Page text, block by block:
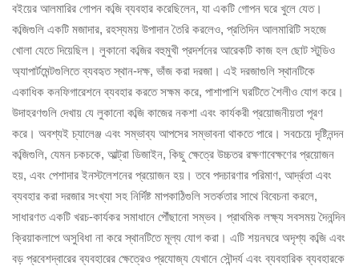
বইয়ের আলমারির গোপন কব্জি ব্যবহার করেছিলেন, যা একটি গোপন ঘরে খুলে যেত।
কব্জিগুলি একটি মজাদার, রহস্যময় উপাদান তৈরি করলেও, প্রতিদিন আলমারিটি সহজে
খোলা যেতে দিয়েছিল। লুকানো কব্জির বহুমুখী প্রদর্শনের আরেকটি কাজ হল ছোট স্টুডিও
অ্যাপার্টমেন্টগুলিতে ব্যবহৃত স্থান-দক্ষ, ভাঁজ করা দরজা। এই দরজাগুলি স্থানটিকে
একাধিক কনফিগারেশনে ব্যবহার করতে সক্ষম করে, পাশাপাশি ঘরটিতে শৈলীও যোগ করে।
উদাহরণগুলি দেখায় যে লুকানো কব্জি কাজের নকশা এবং কার্যকরী প্রয়োজনীয়তা পূরণ
করে। অবশ্যই চ্যালেঞ্জ এবং সম্ভাব্য আপসের সম্ভাবনা থাকতে পারে। সবচেয়ে দৃষ্টিনন্দন
কব্জিগুলি, যেমন চকচকে, আল্ট্রা ডিজাইন, কিছু ক্ষেত্রে উচ্চতর রক্ষণাবেক্ষণের প্রয়োজন
হয়, এবং পেশাদার ইনস্টলেশনের প্রয়োজন হয়। তবে পদচারণার পরিমাণ, আর্দ্রতা এবং
ব্যবহার করা দরজার সংখ্যা সহ নির্দিষ্ট মাপকাঠিগুলি সতর্কতার সাথে বিবেচনা করলে,
সাধারণত একটি খরচ-কার্যকর সমাধানে পৌঁছানো সম্ভব। প্রাথমিক লক্ষ্য সবসময় দৈনন্দিন
ক্রিয়াকলাপে অসুবিধা না করে স্থানটিতে মূল্য যোগ করা। এটি শয়নঘরে অদৃশ্য কব্জি এবং
বড় প্রবেশদ্বারের ব্যবহারের ক্ষেত্রেও প্রযোজ্য যেখানে সৌন্দর্য এবং ব্যবহারিক ব্যবহারকে